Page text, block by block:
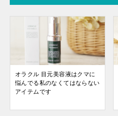
オラクル 目元美容液はクマに
悩んでる私のなくてはならない
アイテムです